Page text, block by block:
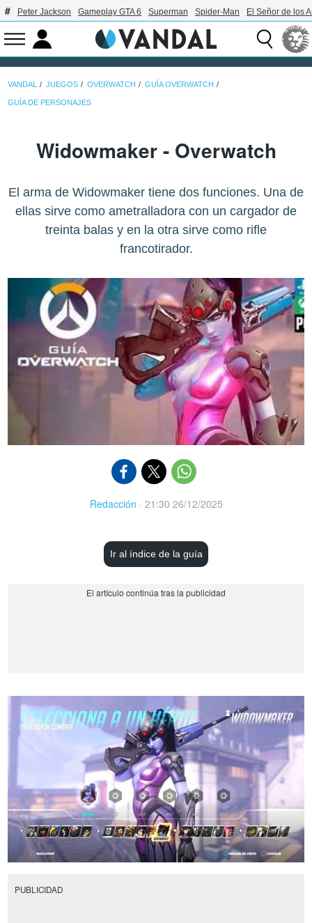
Peter Jackson Gameplay GTA 6 Superman Spider-Man El Señor de los
VANDAL JUEGOS OVERWATCH GUÍA OVERWATCH
GUÍA DE PERSONAJES
Widowmaker - Overwatch
El arma de Widowmaker tiene dos funciones. Una de
ellas sirve como ametralladora con un cargador de
treinta balas y en la otra sirve como rifle
francotirador.
Redacción · 21:30 26/12/2025
Ir al índice de la guía
PUBLICIDAD